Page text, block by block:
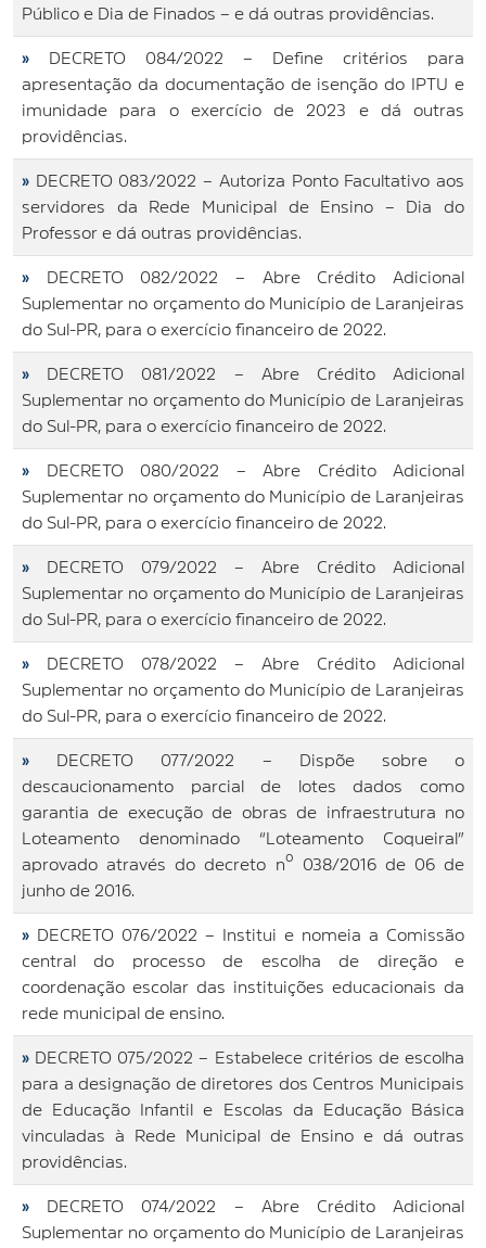
Público e Dia de Finados – e dá outras providências.
»
DECRETO 084/2022 – Define critérios para
apresentação da documentação de isenção do IPTU e
imunidade para o exercício de 2023 e dá outras
providências.
» DECRETO 083/2022 – Autoriza Ponto Facultativo aos
servidores da Rede Municipal de Ensino – Dia do
Professor e dá outras providências.
»
DECRETO 082/2022 – Abre Crédito Adicional
Suplementar no orçamento do Município de Laranjeiras
do Sul-PR, para o exercício financeiro de 2022.
»
DECRETO 081/2022 – Abre Crédito Adicional
Suplementar no orçamento do Município de Laranjeiras
do Sul-PR, para o exercício financeiro de 2022.
»
DECRETO 080/2022 – Abre Crédito Adicional
Suplementar no orçamento do Município de Laranjeiras
do Sul-PR, para o exercício financeiro de 2022.
»
DECRETO 079/2022 – Abre Crédito Adicional
Suplementar no orçamento do Município de Laranjeiras
do Sul-PR, para o exercício financeiro de 2022.
»
DECRETO 078/2022 – Abre Crédito Adicional
Suplementar no orçamento do Município de Laranjeiras
do Sul-PR, para o exercício financeiro de 2022.
»
DECRETO 077/2022 – Dispõe sobre o
descaucionamento parcial de lotes dados como
garantia de execução de obras de infraestrutura no
Loteamento denominado “Loteamento Coqueiral”
aprovado através do decreto nº 038/2016 de 06 de
junho de 2016.
» DECRETO 076/2022 – Institui e nomeia a Comissão
central do processo de escolha de direção e
coordenação escolar das instituições educacionais da
rede municipal de ensino.
» DECRETO 075/2022 – Estabelece critérios de escolha
para a designação de diretores dos Centros Municipais
de Educação Infantil e Escolas da Educação Básica
vinculadas à Rede Municipal de Ensino e dá outras
providências.
»
DECRETO 074/2022 – Abre Crédito Adicional
Suplementar no orçamento do Município de Laranjeiras